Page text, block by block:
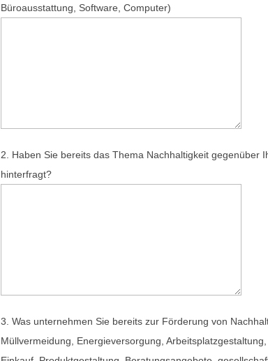
Büroausstattung, Software, Computer)
2. Haben Sie bereits das Thema Nachhaltigkeit gegenüber
hinterfragt?
3. Was unternehmen Sie bereits zur Förderung von
Müllvermeidung, Energieversorgung,